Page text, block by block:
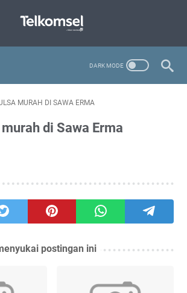
MURAH DI SAWA ERMA
di Sawa Erma
postingan ini